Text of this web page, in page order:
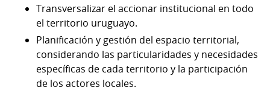
Transversalizar el accionar institucional en todo
el territorio uruguayo.
Planificación y gestión del espacio territorial,
considerando las particularidades y necesidades
específicas de cada territorio y la participación
de los actores locales.